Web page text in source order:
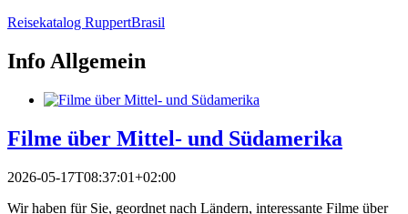
Reisekatalog RuppertBrasil
Info Allgemein
Filme über Mittel- und Südamerika
2026-05-17T08:37:01+02:00
Wir haben für Sie, geordnet nach Ländern, interessante Filme über